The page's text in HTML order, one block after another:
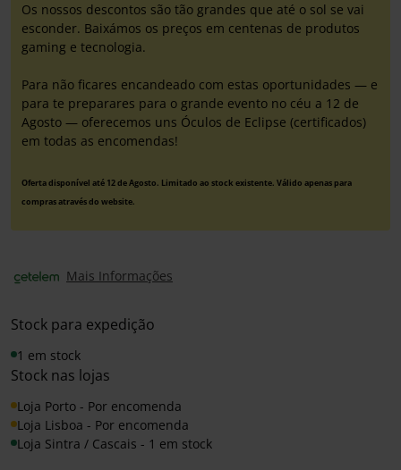
Os nossos descontos são tão grandes que até o sol se vai
esconder. Baixámos os preços em centenas de produtos
gaming e tecnologia.
Para não ficares encandeado com estas oportunidades — e
para te preparares para o grande evento no céu a 12 de
Agosto — oferecemos uns Óculos de Eclipse (certificados)
em todas as encomendas!
Oferta disponível até 12 de Agosto. Limitado ao stock existente. Válido apenas para
compras através do website.
Mais Informações
Stock para expedição
1 em stock
Stock nas lojas
Loja Porto - Por encomenda
Loja Lisboa - Por encomenda
Loja Sintra / Cascais - 1 em stock